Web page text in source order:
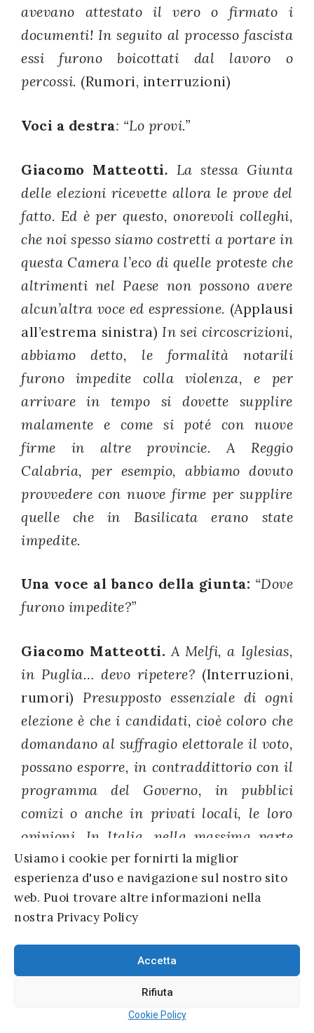
Usiamo i cookie per fornirti la miglior
esperienza d'uso e navigazione sul nostro sito
web. Puoi trovare altre informazioni nella
nostra Privacy Policy
Accetta
Rifiuta
Cookie Policy
avevano attestato il vero o firmato i
documenti! In seguito al processo fascista
essi furono boicottati dal lavoro o
percossi. (Rumori, interruzioni)
Voci a destra: “Lo provi.”
Giacomo Matteotti. La stessa Giunta
delle elezioni ricevette allora le prove del
fatto. Ed è per questo, onorevoli colleghi,
che noi spesso siamo costretti a portare in
questa Camera l’eco di quelle proteste che
altrimenti nel Paese non possono avere
alcun’altra voce ed espressione. (Applausi
all’estrema sinistra) In sei circoscrizioni,
abbiamo detto, le formalità notarili
furono impedite colla violenza, e per
arrivare in tempo si dovette supplire
malamente e come si poté con nuove
firme in altre provincie. A Reggio
Calabria, per esempio, abbiamo dovuto
provvedere con nuove firme per supplire
quelle che in Basilicata erano state
impedite.
Una voce al banco della giunta: “Dove
furono impedite?”
Giacomo Matteotti. A Melfi, a Iglesias,
in Puglia… devo ripetere? (Interruzioni,
rumori) Presupposto essenziale di ogni
elezione è che i candidati, cioè coloro che
domandano al suffragio elettorale il voto,
possano esporre, in contraddittorio con il
programma del Governo, in pubblici
comizi o anche in privati locali, le loro
opinioni. In Italia, nella massima parte
dei luoghi, anzi quasi da per tutto, questo
non fu possibile.
Una voce:“Non è vero! Parli l’onorevole
Mazzoni!”(Rumori)
Giacomo Matteotti.
comuni italiani, e su mille candidati delle